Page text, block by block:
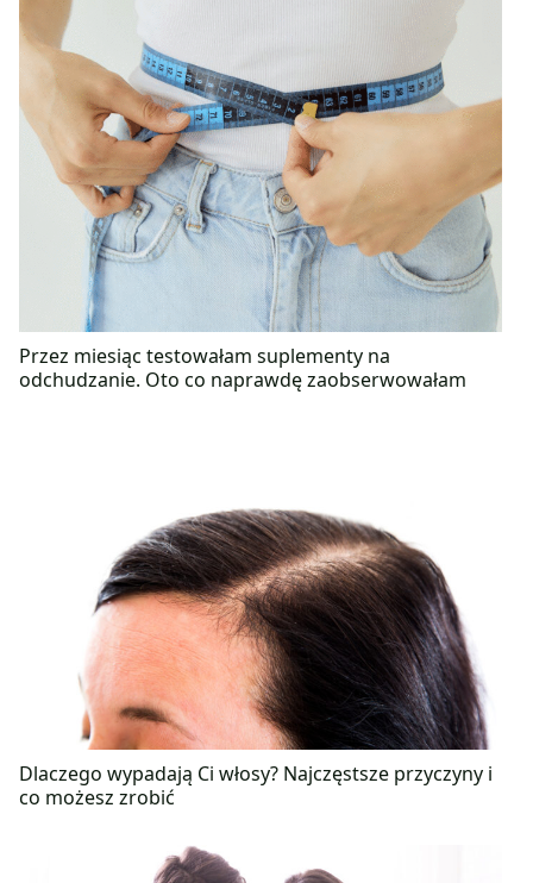
Przez miesiąc testowałam suplementy na
odchudzanie. Oto co naprawdę zaobserwowałam
Dlaczego wypadają Ci włosy? Najczęstsze przyczyny i
co możesz zrobić